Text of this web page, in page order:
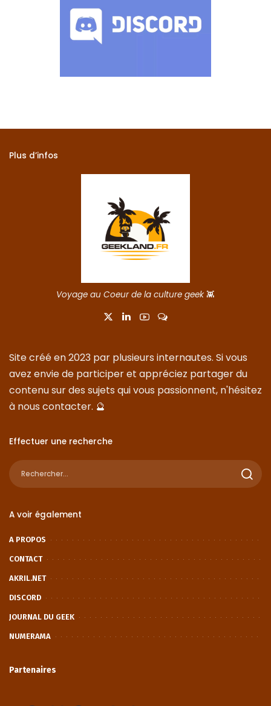
Plus d’infos
Voyage au Coeur de la culture geek👾
Site créé en 2023 par plusieurs internautes. Si vous
avez envie de participer et appréciez partager du
contenu sur des sujets qui vous passionnent, n'hésitez
à nouscontacter. 🔮
Effectuer une recherche
A voir également
A PROPOS
CONTACT
AKRIL.NET
DISCORD
JOURNAL DU GEEK
NUMERAMA
Partenaires